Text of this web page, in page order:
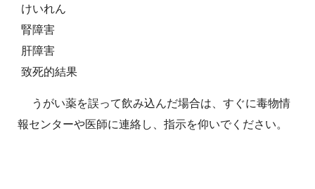
けいれん
腎障害
肝障害
致死的結果
うがい薬を誤って飲み込んだ場合は、すぐに毒物情
報センターや医師に連絡し、指示を仰いでください。